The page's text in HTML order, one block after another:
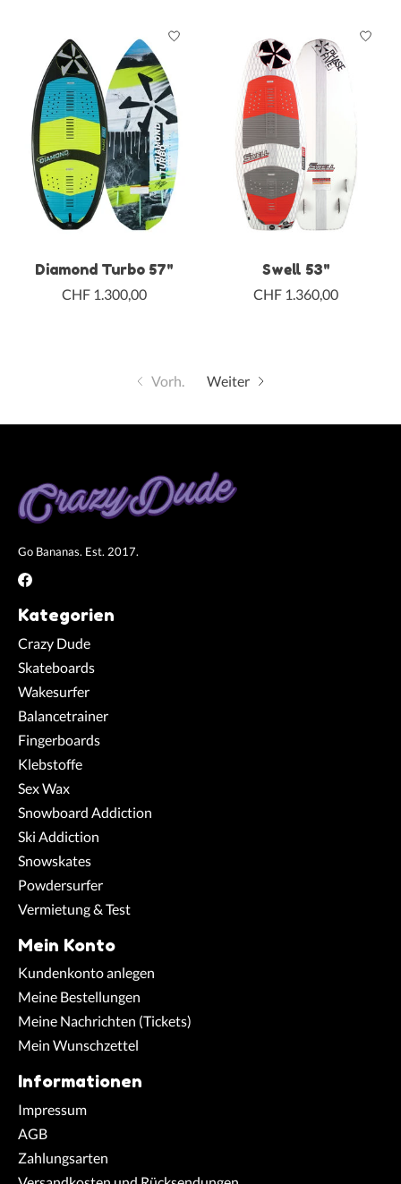
Diamond Turbo 57"
CHF 1.300,00
Swell 53"
CHF 1.360,00
Vorh. Weiter
Go Bananas. Est. 2017.
Kategorien
Crazy Dude
Skateboards
Wakesurfer
Balancetrainer
Fingerboards
Klebstoffe
Sex Wax
Snowboard Addiction
Ski Addiction
Snowskates
Powdersurfer
Vermietung & Test
Mein Konto
Kundenkonto anlegen
Meine Bestellungen
Meine Nachrichten (Tickets)
Mein Wunschzettel
Informationen
Impressum
AGB
Zahlungsarten